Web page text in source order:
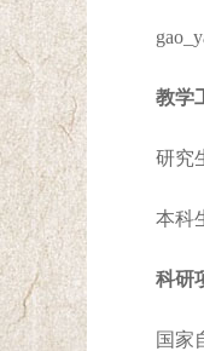
教学
研究
本科
科研
国家